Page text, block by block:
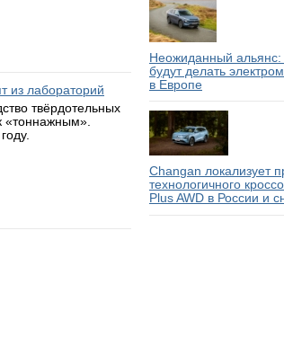
из лабораторий
твёрдотельных
«тоннажным».
Неожиданный
будут делать
в Европе
Changan локализует
технологичного
Plus AWD в России и